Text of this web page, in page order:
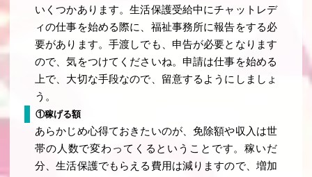
いくつかあります。生活保護受給中にチャットレデ
ィの仕事を始める際に、福祉事務所に報告をする必
要があります。手渡しでも、申告が必要となります
ので、気をつけてくださいね。申請は仕事を始める
上で、大切な手段なので、留意するようにしましょ
う。
①稼げる額
あらかじめ心得ておきたいのが、免除額や収入は世
帯の人数で変わってくるということです。稼いだ
分、生活保護でもらえる費用は減りますので、増加